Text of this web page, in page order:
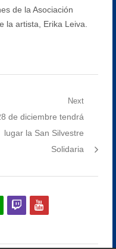
de la Asociación
la artista, Erika Leiva.
Next
de diciembre tendrá
lugar la San Silvestre
Solidaria
twitchyoutube